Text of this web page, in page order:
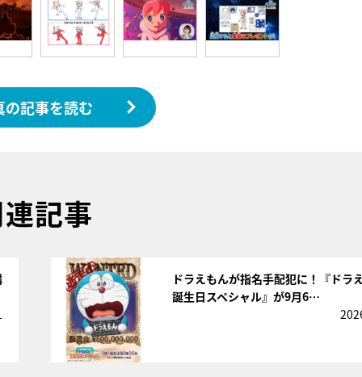
の記事を読む
記事
ドラえもんが指名手配犯に！『ドラ
誕生日スペシャル』が9月6…